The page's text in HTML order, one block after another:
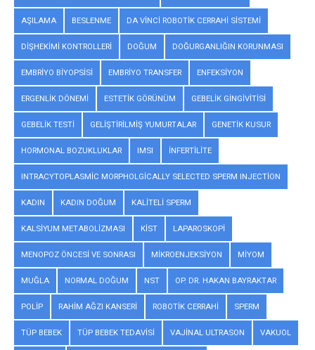
AŞILAMA BESLENME DA VINCI ROBOTIK CERRAHI SISTEMI
DIŞHEKIMI KONTROLLERI DOĞUM DOĞURGANLIĞIN KORUNMASI
EMBRIYO BIYOPSISI EMBRIYO TRANSFER ENFEKSIYON
ERGENLIK DÖNEMI ESTETIK GÖRÜNÜM GEBELIK GINGIVITISI
GEBELIK TESTI GELIŞTIRILMIŞ YUMURTALAR GENETIK KUSUR
HORMONAL BOZUKLUKLAR IMSI INFERTILITE
INTRACYTOPLASMIC MORPHOLGICALLY SELECTED SPERM INJECTION
KADIN KADIN DOĞUM KALITELI SPERM
KALSIYUM METABOLIZMASI KIST LAPAROSKOPI
MENOPOZ ÖNCESI VE SONRASI MIKROENJEKSIYON MIYOM
MUĞLA NORMAL DOĞUM NST OP. DR. HAKAN BAYRAKTAR
POLIP RAHIM AĞZI KANSERI ROBOTIK CERRAHI SPERM
TÜP BEBEK TÜP BEBEK TEDAVISI VAJINAL ULTRASON VAKUOL